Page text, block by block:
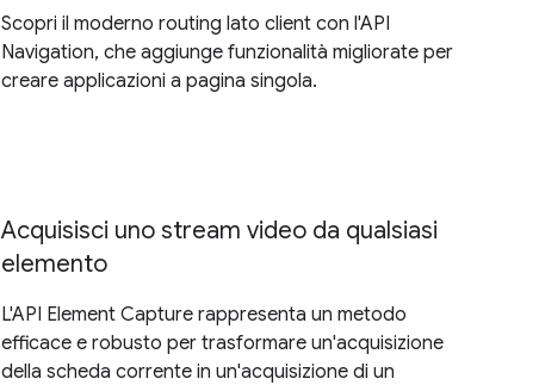
Scopri il moderno routing lato client con l'API
Navigation, che aggiunge funzionalità migliorate per
creare applicazioni a pagina singola.
Acquisisci uno stream video da qualsiasi
elemento
L'API Element Capture rappresenta un metodo
efficace e robusto per trasformare un'acquisizione
della scheda corrente in un'acquisizione di un